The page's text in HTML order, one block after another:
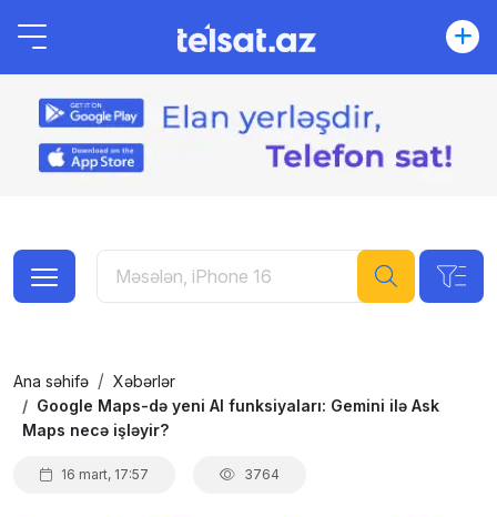
Ana səhifə
Xəbərlər
Google Maps-də yeni AI funksiyaları: Gemini ilə Ask
Maps necə işləyir?
16 mart, 17:57 3764